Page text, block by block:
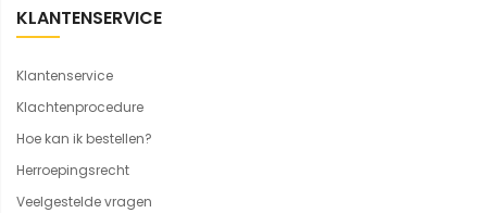
KLANTENSERVICE
Klantenservice
Klachtenprocedure
Hoe kan ik bestellen?
Herroepingsrecht
Veelgestelde vragen